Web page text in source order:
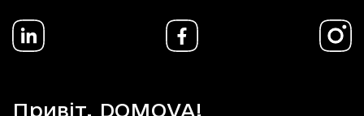
Привіт, DOMOVA!